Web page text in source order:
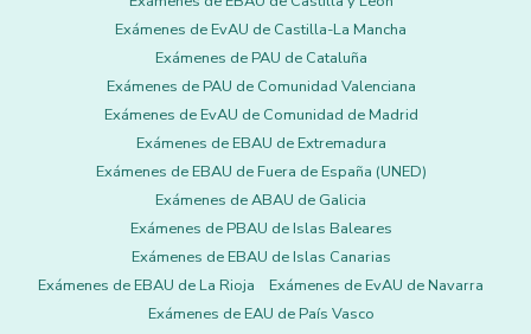
Exámenes de EvAU de Castilla-La Mancha
Exámenes de PAU de Cataluña
Exámenes de PAU de Comunidad Valenciana
Exámenes de EvAU de Comunidad de Madrid
Exámenes de EBAU de Extremadura
Exámenes de EBAU de Fuera de España (UNED)
Exámenes de ABAU de Galicia
Exámenes de PBAU de Islas Baleares
Exámenes de EBAU de Islas Canarias
Exámenes de EBAU de La Rioja
Exámenes de EvAU de Navarra
Exámenes de EAU de País Vasco